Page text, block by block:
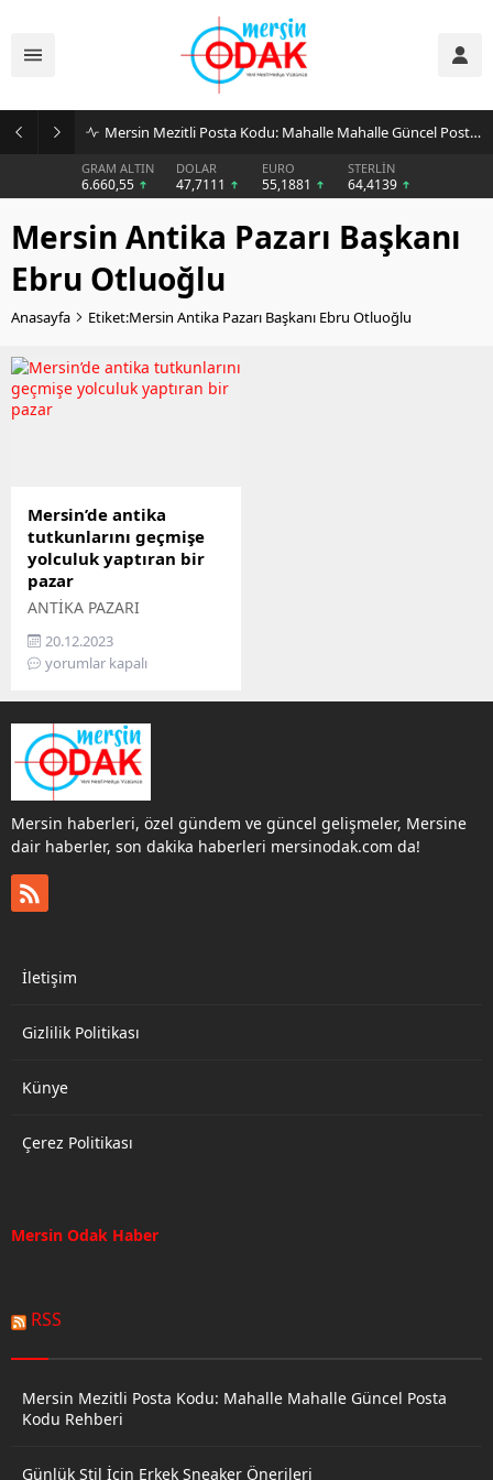
Mersin Mezitli Posta Kodu: Mahalle Mahalle Güncel Posta Kodu Rehberi
GRAM ALTIN
6.660,55
DOLAR
47,7111
EURO
55,1881
STERLİN
64,4139
Mersin Antika Pazarı Başkanı
Ebru Otluoğlu
Anasayfa Etiket:Mersin Antika Pazarı Başkanı Ebru Otluoğlu
Mersin’de antika
tutkunlarını geçmişe
yolculuk yaptıran bir
pazar
ANTİKA PAZARI
İLGİ GÖRMEYE DEVAM
EDİYOR
20.12.2023
yorumlar kapalı
Mersin haberleri, özel gündem ve güncel gelişmeler, Mersine
dair haberler, son dakika haberleri mersinodak.com da!
İletişim
Gizlilik Politikası
Künye
Çerez Politikası
Mersin Odak Haber
RSS
Mersin Mezitli Posta Kodu: Mahalle Mahalle Güncel Posta
Kodu Rehberi
Günlük Stil İçin Erkek Sneaker Önerileri